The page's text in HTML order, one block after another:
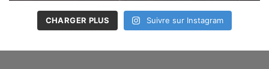
CHARGER PLUS Suivre sur Instagram